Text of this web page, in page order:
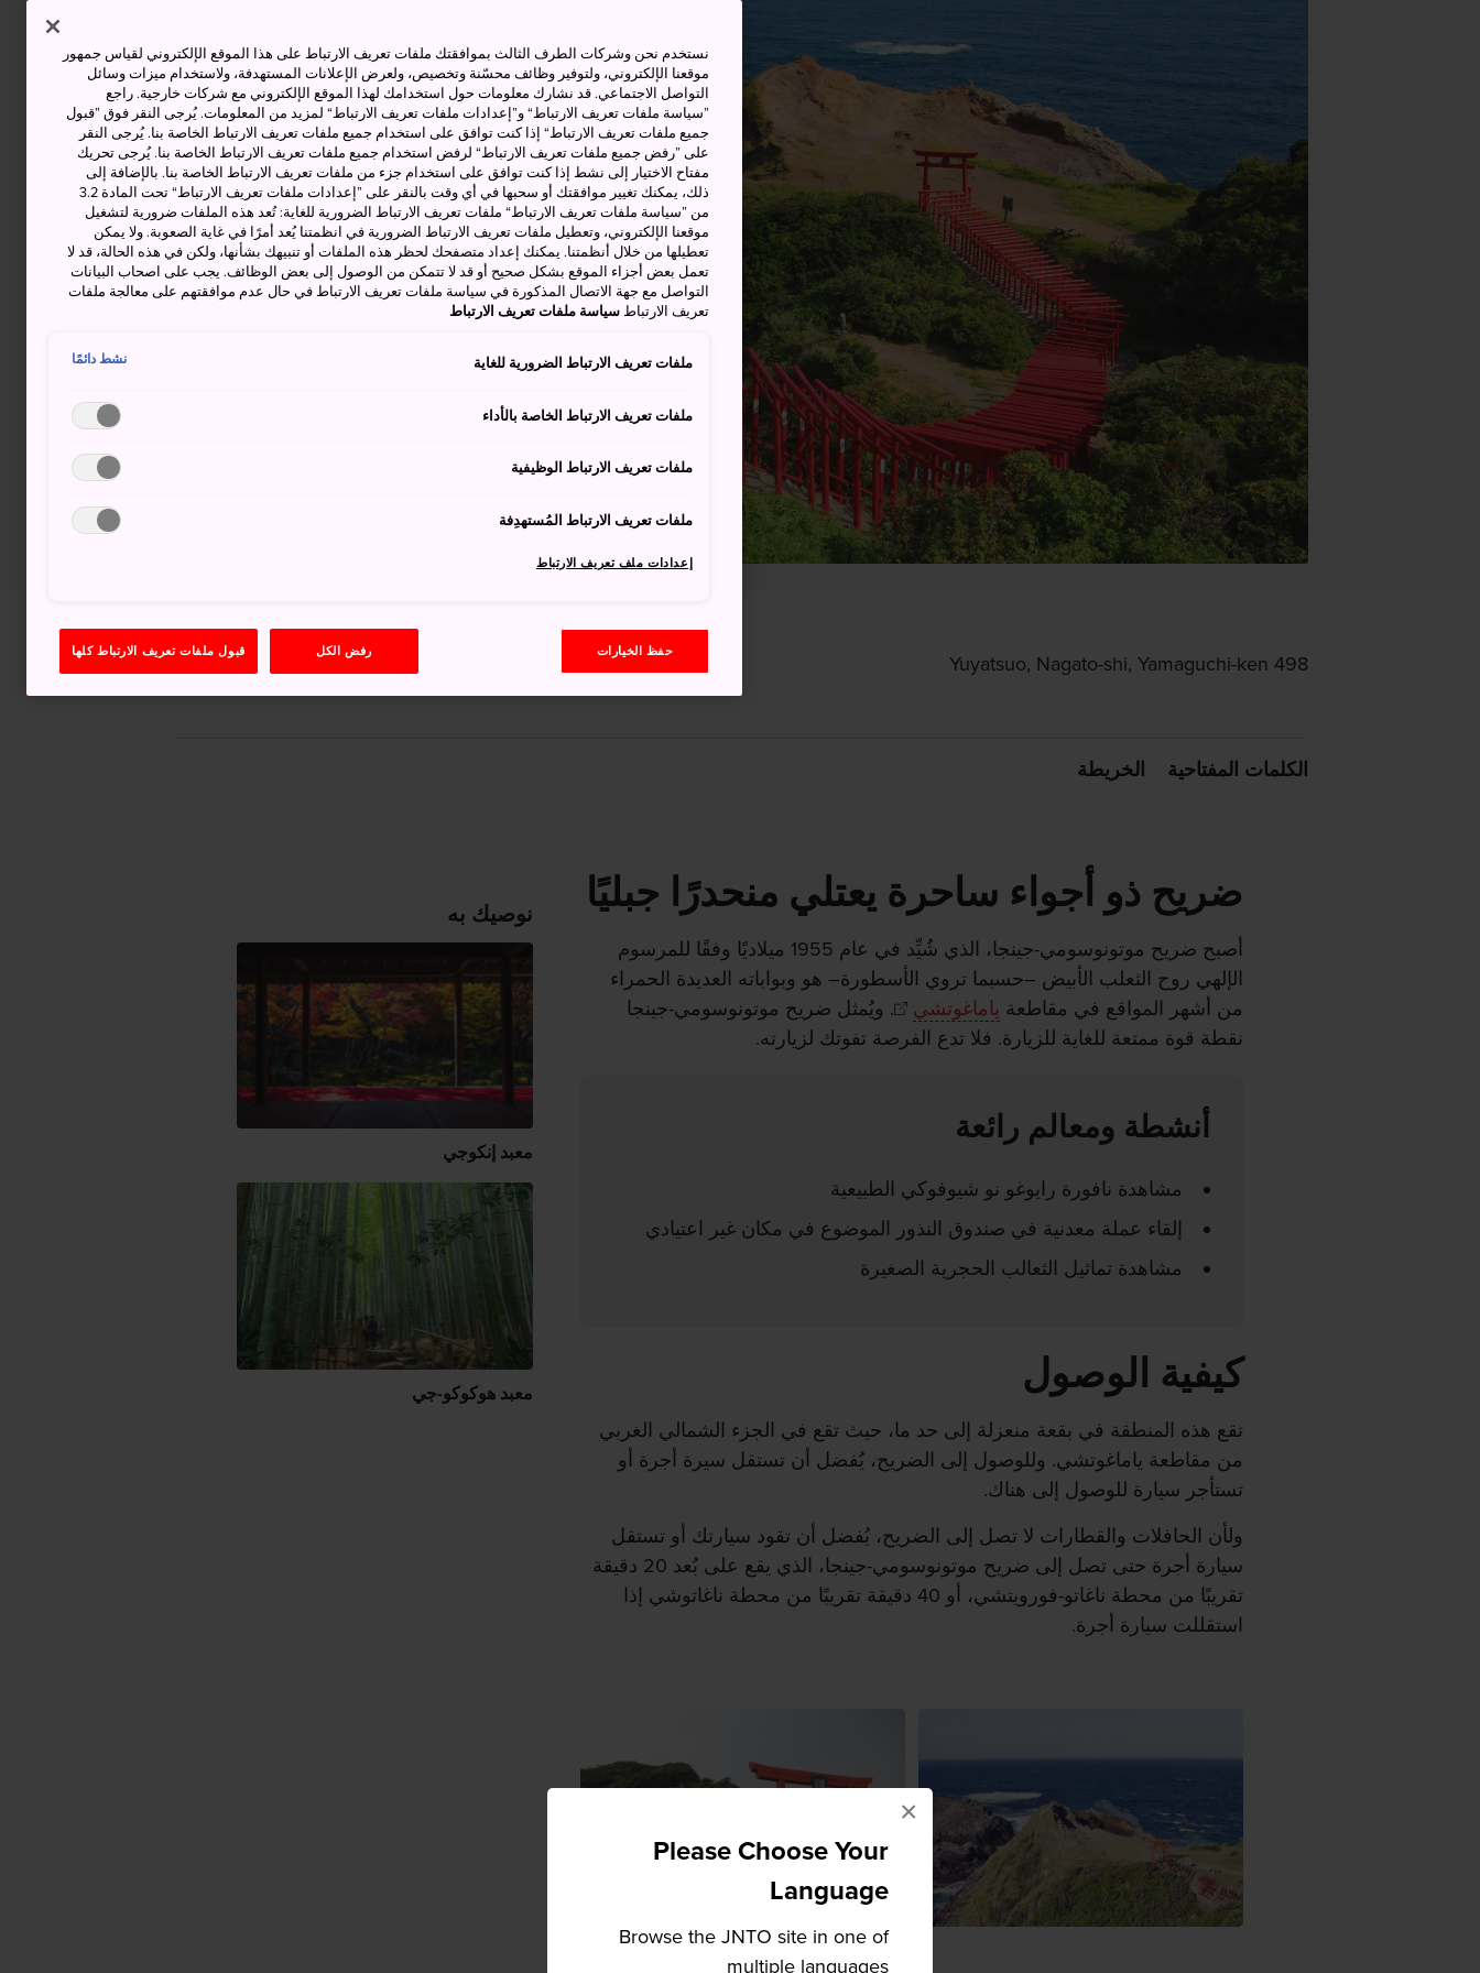
Please Choose Your
Language
Browse the JNTO site in one of
multiple languages
×
498 Yuyatsuo, Nagato-shi, Yamaguchi-ken
عرض على خرائط غوغل (Google Maps)
الكلمات المفتاحية الخريطة
ضريح ذو أجواء ساحرة يعتلي منحدرًا جبليًا
أصبح ضريح موتونوسومي-جينجا، الذي شُيِّد في عام 1955 ميلاديًا وفقًا للمرسوم
الإلهي روح الثعلب الأبيض –حسبما تروي الأسطورة– هو وبواباته العديدة الحمراء
من أشهر المواقع في مقاطعة ياماغوتشي
. ويُمثل ضريح موتونوسومي-جينجا
نقطة قوة ممتعة للغاية للزيارة. فلا تدع الفرصة تفوتك لزيارته.
أنشطة ومعالم رائعة
مشاهدة نافورة رايوغو نو شيوفوكي الطبيعية
إلقاء عملة معدنية في صندوق النذور الموضوع في مكان غير اعتيادي
مشاهدة تماثيل الثعالب الحجرية الصغيرة
كيفية الوصول
تقع هذه المنطقة في بقعة منعزلة إلى حد ما، حيث تقع في الجزء الشمالي الغربي
من مقاطعة ياماغوتشي. وللوصول إلى الضريح، يُفضل أن تستقل سيرة أجرة أو
تستأجر سيارة للوصول إلى هناك.
ولأن الحافلات والقطارات لا تصل إلى الضريح، يُفضل أن تقود سيارتك أو تستقل
سيارة أجرة حتى تصل إلى ضريح موتونوسومي-جينجا، الذي يقع على بُعد 20 دقيقة
تقريبًا من محطة ناغاتو-فورويتشي، أو 40 دقيقة تقريبًا من محطة ناغاتوشي إذا
استقللت سيارة أجرة.
نوصيك به
معبد إنكوجي
معبد هوكوكو-جي
نستخدم نحن وشركات الطرف الثالث بموافقتك ملفات تعريف الارتباط على هذا الموقع الإلكتروني لقياس جمهور
موقعنا الإلكتروني، ولتوفير وظائف محسّنة وتخصيص، ولعرض الإعلانات المستهدفة، ولاستخدام ميزات وسائل
التواصل الاجتماعي. قد نشارك معلومات حول استخدامك لهذا الموقع الإلكتروني مع شركات خارجية. راجع
”سياسة ملفات تعريف الارتباط“ و”إعدادات ملفات تعريف الارتباط“ لمزيد من المعلومات. يُرجى النقر فوق ”قبول
جميع ملفات تعريف الارتباط“ إذا كنت توافق على استخدام جميع ملفات تعريف الارتباط الخاصة بنا. يُرجى النقر
على ”رفض جميع ملفات تعريف الارتباط“ لرفض استخدام جميع ملفات تعريف الارتباط الخاصة بنا. يُرجى تحريك
مفتاح الاختيار إلى نشط إذا كنت توافق على استخدام جزء من ملفات تعريف الارتباط الخاصة بنا. بالإضافة إلى
ذلك، يمكنك تغيير موافقتك أو سحبها في أي وقت بالنقر على ”إعدادات ملفات تعريف الارتباط“ تحت المادة 3.2
من ”سياسة ملفات تعريف الارتباط“ ملفات تعريف الارتباط الضرورية للغاية: تُعد هذه الملفات ضرورية لتشغيل
موقعنا الإلكتروني، وتعطيل ملفات تعريف الارتباط الضرورية في انظمتنا يُعد أمرًا في غاية الصعوبة. ولا يمكن
تعطيلها من خلال أنظمتنا. يمكنك إعداد متصفحك لحظر هذه الملفات أو تنبيهك بشأنها، ولكن في هذه الحالة، قد لا
تعمل بعض أجزاء الموقع بشكل صحيح أو قد لا تتمكن من الوصول إلى بعض الوظائف. يجب على اصحاب البيانات
التواصل مع جهة الاتصال المذكورة في سياسة ملفات تعريف الارتباط في حال عدم موافقتهم على معالجة ملفات
تعريف الارتباط سياسة ملفات تعريف الارتباط
ملفات تعريف الارتباط الضرورية للغاية نشط دائمًا
ملفات تعريف الارتباط الخاصة بالأداء
ملفات تعريف الارتباط الوظيفية
ملفات تعريف الارتباط المُستهدِفة
إعدادات ملف تعريف الارتباط
حفظ الخيارات رفض الكل قبول ملفات تعريف الارتباط كلها